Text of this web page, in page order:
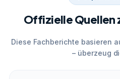
Offizielle Quellen
Diese Fachberichte basieren
– überzeug